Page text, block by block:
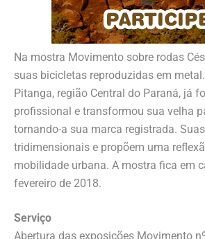
Na mostra Movimento sobre rodas
suas bicicletas reproduzidas em
Pitanga, região Central do Paraná, já
profissional e transformou sua velha
tornando-a sua marca registrada.
tridimensionais e propõem uma
mobilidade urbana. A mostra fica em
fevereiro de 2018.
Serviço
Abertura das exposições Movimento